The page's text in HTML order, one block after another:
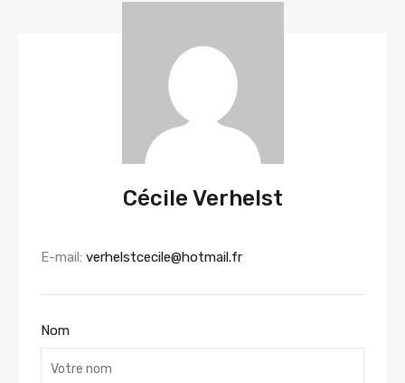
Cécile Verhelst
E-mail: verhelstcecile@hotmail.fr
Nom